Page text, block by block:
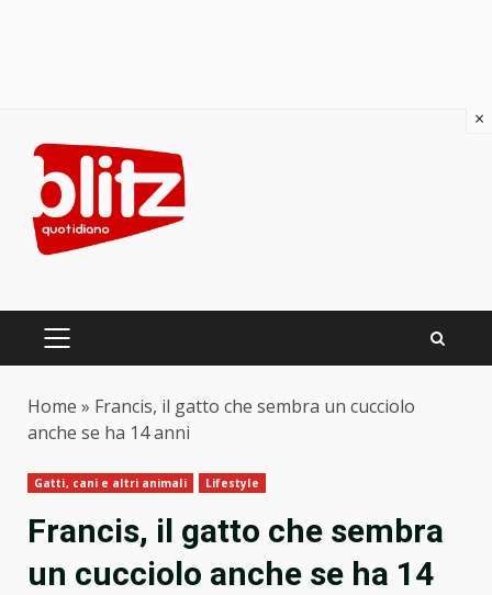
content
PRIMARY
Home » Francis, il gatto che sembra un cucciolo
anche se ha 14 anni
Gatti, cani e altri animali Lifestyle
Francis, il gatto che sembra
un cucciolo anche se ha 14
×